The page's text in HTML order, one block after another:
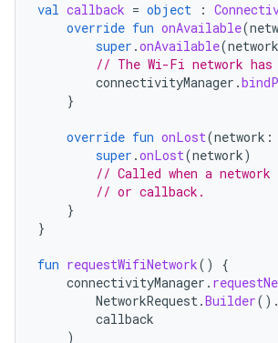
val callback = object :
override fun onAvailable(
super .onAvailable(network
// The Wi-Fi network
connectivityManager .
}
override fun onLost(network :
super .onLost(network)
// Called when a
// or callback.
}
}
fun requestWifiNetwork()
{
connectivityManager .
NetworkRequest.Builder().
callback
)